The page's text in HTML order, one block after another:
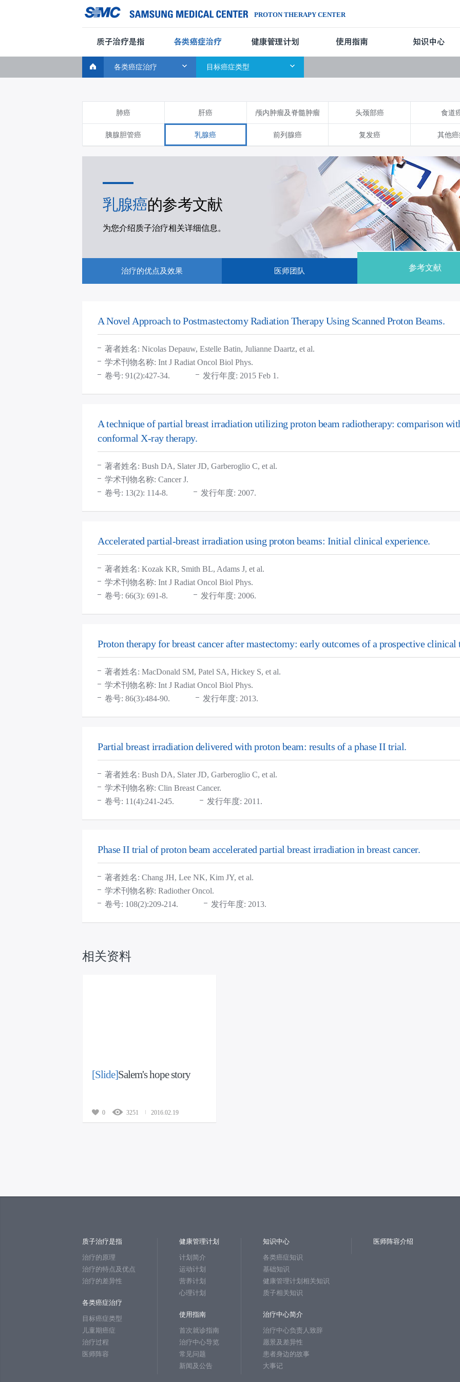
PROTON THERAPY CENTER
使用指南 知识中心 治疗中心简介
各类癌症治疗 目标癌症类型
肺癌 肝癌 颅内肿瘤及脊髓肿瘤 头颈部癌 食道
胰腺胆管癌 乳腺癌 前列腺癌 复发癌 其他癌
乳腺癌的参考文献
为您介绍质子治疗相关详细信息。
治疗的优点及效果 医师团队 参考文献
A Novel Approach to Postmastectomy Radiation Therapy Using Scanned Proton Beams.
著者姓名: Nicolas Depauw, Estelle Batin, Julianne Daartz, et al.
学术刊物名称: Int J Radiat Oncol Biol Phys.
卷号: 91(2):427-34.
发行年度: 2015 Feb 1.
A technique of partial breast irradiation utilizing proton beam radiotherapy: comparison
conformal X-ray therapy.
著者姓名: Bush DA, Slater JD, Garberoglio C, et al.
学术刊物名称: Cancer J.
卷号: 13(2): 114-8.
发行年度: 2007.
Accelerated partial-breast irradiation using proton beams: Initial clinical experience.
著者姓名: Kozak KR, Smith BL, Adams J, et al.
学术刊物名称: Int J Radiat Oncol Biol Phys.
卷号: 66(3): 691-8.
发行年度: 2006.
Proton therapy for breast cancer after mastectomy: early outcomes of a prospective clinical
著者姓名: MacDonald SM, Patel SA, Hickey S, et al.
学术刊物名称: Int J Radiat Oncol Biol Phys.
卷号: 86(3):484-90.
发行年度: 2013.
Partial breast irradiation delivered with proton beam: results of a phase II trial.
著者姓名: Bush DA, Slater JD, Garberoglio C, et al.
学术刊物名称: Clin Breast Cancer.
卷号: 11(4):241-245.
发行年度: 2011.
Phase II trial of proton beam accelerated partial breast irradiation in breast cancer.
著者姓名: Chang JH, Lee NK, Kim JY, et al.
学术刊物名称: Radiother Oncol.
卷号: 108(2):209-214.
发行年度: 2013.
相关资料
[Slide]Salem's hope story
0 3251 2016.02.19
质子治疗是指
治疗的原理
治疗的特点及优点
治疗的差异性
各类癌症治疗
目标癌症类型
儿童期癌症
治疗过程
医师阵容
健康管理计划
计划简介
运动计划
营养计划
心理计划
使用指南
首次就诊指南
治疗中心导览
常见问题
新闻及公告
知识中心
各类癌症知识
基础知识
健康管理计划相关知识
质子相关知识
治疗中心简介
治疗中心负责人致辞
愿景及差异性
患者身边的故事
大事记
医师阵容介绍